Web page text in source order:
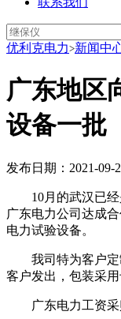
优利克电力>新闻中
广东地区
设备一批
发布日期：2021-09-
10月的武汉已经
广东电力公司达成
电力试验设备。
我司特为客户定
客户发出，包装采用
广东电力工资采